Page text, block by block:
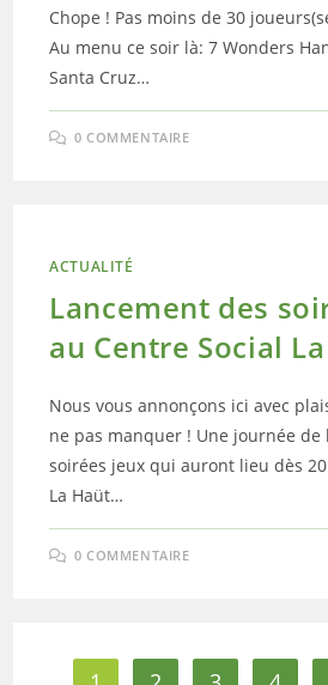
Chope ! Pas moins de 30
Au menu ce soir là: 7 Wonders
Santa Cruz…
0 COMMENTAIRE
ACTUALITÉ
Lancement des
au Centre Social
Nous vous annonçons ici avec
ne pas manquer ! Une journée de
soirées jeux qui auront lieu dès
La Haüt…
0 COMMENTAIRE